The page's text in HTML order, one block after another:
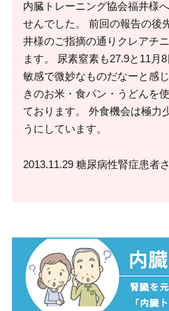
内臓トレーニング協会福井様
せんでした。 前回の報告の後
井様のご指摘の通りクレアチ
ます。 尿素窒素も27.9と11月
敏感で微妙なものだなーと感
きのお米・食パン・うどんを
ております。 外食機会は極力
うにしています。
2013.11.29 糖尿病性腎症患者